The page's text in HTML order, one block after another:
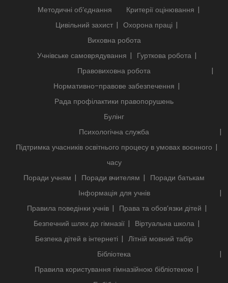
Методичні об’єднання
Критерії оцінювання
Цивільний захист
Охорона праці
Виховна робота
Учнівське самоврядування
Гурткова робота
Правовиховна робота
Нормативно-правове забезпечення
Рада профілактики правопорушень
Булінг
Психологічна служба
Підтримка учасників освітнього процесу в умовах воєнного
часу
Поради учням
Поради вчителям
Поради батькам
Інформація для учнів
Правила поведінки учнів
Права та обов’язки дітей
Безпечний шлях до гімназії
Віртуальна школа
Безпека дітей в інтернеті
Літній мовний табір
Бібліотека
Правила користування гімназійною бібліотекою